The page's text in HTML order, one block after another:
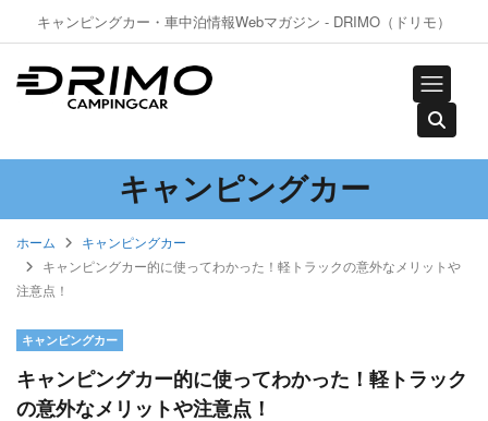
キャンピングカー・車中泊情報Webマガジン - DRIMO（ドリモ）
キャンピングカー
ホーム
キャンピングカー
キャンピングカー的に使ってわかった！軽トラックの意外なメリットや
注意点！
キャンピングカー
キャンピングカー的に使ってわかった！軽トラック
の意外なメリットや注意点！